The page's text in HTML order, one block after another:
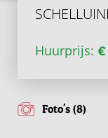
Huurprijs: €
Foto's (8)